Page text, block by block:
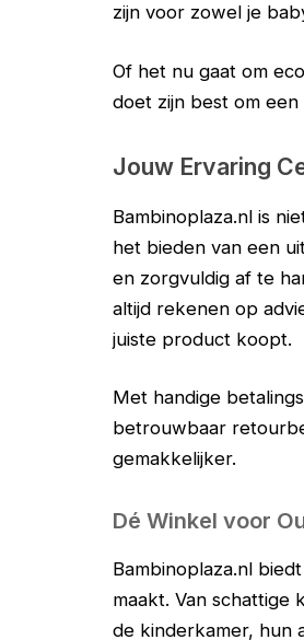
zijn voor zowel je
Of het nu gaat om
doet zijn best om
Jouw Ervaring
Bambinoplaza.nl is
het bieden van een
en zorgvuldig af te
altijd rekenen op
juiste product koopt.
Met handige
betrouwbaar
gemakkelijker.
Dé Winkel voor
Bambinoplaza.nl
maakt. Van schattige
de kinderkamer, hun